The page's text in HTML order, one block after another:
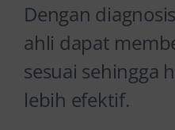
Dengan
ahli dapat
sesuai sehingga
lebih efektif.